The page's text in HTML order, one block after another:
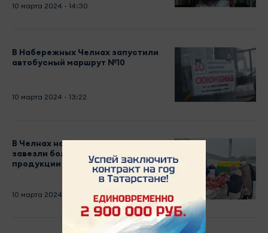
10 марта 2024 - 14:30
В Набережных Челнах запустили
автобусный маршрут №10
10 марта 2024 - 13:22
В Челнах на сельхозярмарки
завезли более 190 тонн
продукции
10 марта 2024 - 11:58